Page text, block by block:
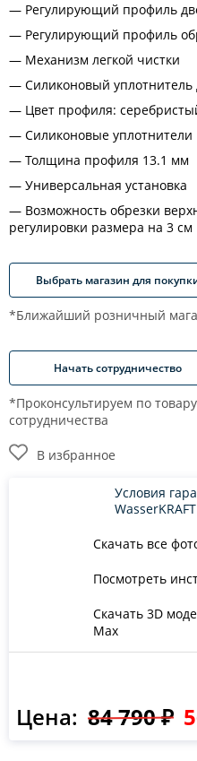
Регулирующий профиль
Регулирующий профиль
Механизм легкой чистки
Силиконовый
Цвет профиля:
Силиконовые уплотнители
Толщина профиля 13.1 мм
Универсальная установка
Возможность обрезки
регулировки размера на 3 см
Выбрать магазин для
*Ближайший розничный
Начать сотрудничество
*Проконсультируем по
сотрудничества
В избранное
Скачать все
Посмотреть
Скачать 3D
Max
Условия
WasserKRAFT
Цена: 84 790 ₽